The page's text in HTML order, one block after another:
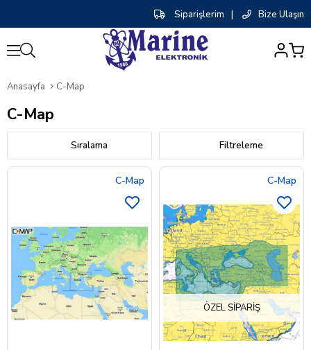
Siparişlerim | Bize Ulaşın
Anasayfa C-Map
C-Map
Filtreleme
Sıralama
C-Map
ÖZEL SIPARIŞ
C-Map